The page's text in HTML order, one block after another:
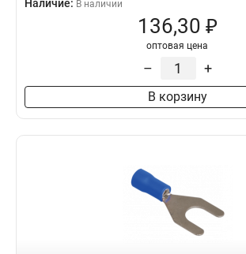
Наличие: В наличии
136,30 ₽
оптовая цена
– +
В корзину